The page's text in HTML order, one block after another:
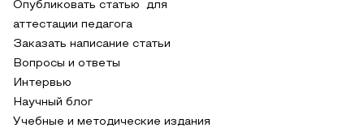
Опубликовать статью для
аттестации педагога
Заказать написание статьи
Вопросы и ответы
Интервью
Научный блог
Учебные и методические издания